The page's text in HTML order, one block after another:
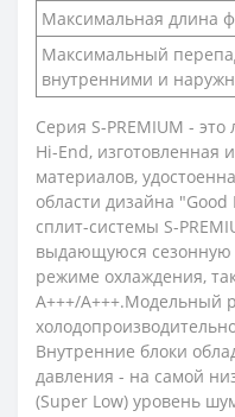
Максимальная длина
Максимальный
внутренними и
Серия S-PREMIUM -
Hi-End, изготовленная
материалов,
области дизайна
сплит-системы S-
выдающуюся сезонную
режиме охлаждения,
А+++/A+++.Модельный
Внутренние блоки
давления - на самой
(Super Low) уровень